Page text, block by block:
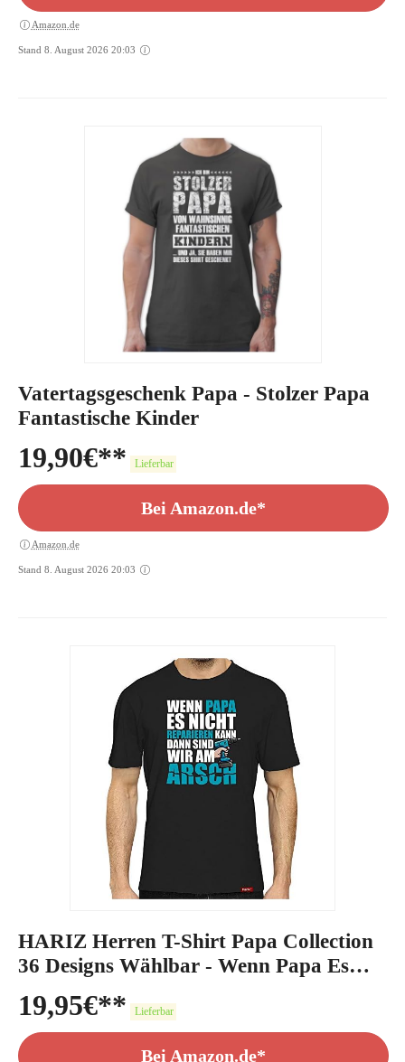
Amazon.de
Stand 8. August 2026 20:03
Vatertagsgeschenk Papa - Stolzer Papa
Fantastische Kinder
19,90€ Lieferbar
Bei Amazon.de*
Amazon.de
Stand 8. August 2026 20:03
HARIZ Herren T-Shirt Papa Collection
36 Designs Wählbar - Wenn Papa Es
Nicht Reparieren Kann
19,95€ Lieferbar
Bei Amazon.de*